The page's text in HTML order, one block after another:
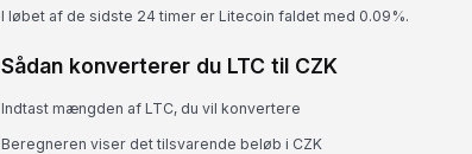
I løbet af de sidste 24 timer er Litecoin faldet med 0.09%.
Sådan konverterer du LTC til CZK
Indtast mængden af LTC, du vil konvertere
Beregneren viser det tilsvarende beløb i CZK